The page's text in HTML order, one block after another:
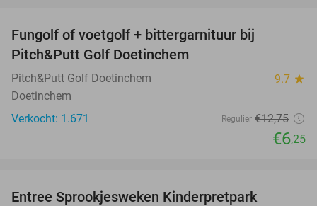
Fungolf of voetgolf + bittergarnituur bij
Pitch&Putt Golf Doetinchem
Pitch&Putt Golf Doetinchem 9.7 star
Doetinchem
Verkocht: 1.671
Regulier €12,75
€6,25
Entree Sprookjesweken Kinderpretpark